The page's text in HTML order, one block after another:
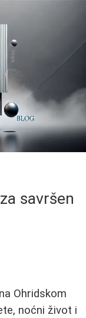
savršen
Ohridskom
noćni život i